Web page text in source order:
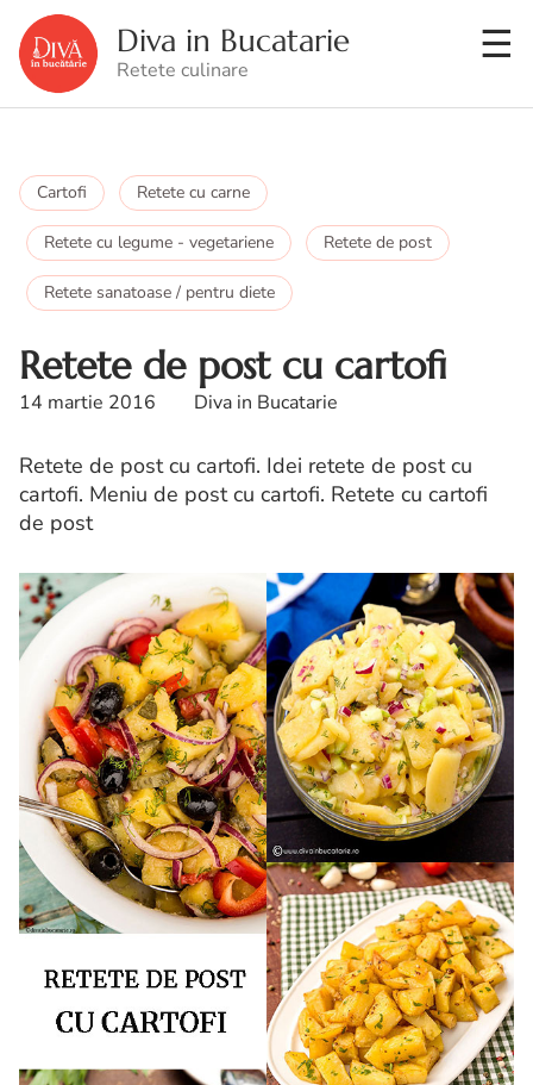
Diva in Bucatarie
Retete culinare
Cartofi Retete cu carne
Retete cu legume - vegetariene Retete de post
Retete sanatoase / pentru diete
Retete de post cu cartofi
14 martie 2016 Diva in Bucatarie
Retete de post cu cartofi. Idei retete de post cu
cartofi. Meniu de post cu cartofi. Retete cu cartofi
de post